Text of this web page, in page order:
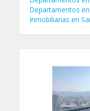
Departamentos
Inmobiliarias en